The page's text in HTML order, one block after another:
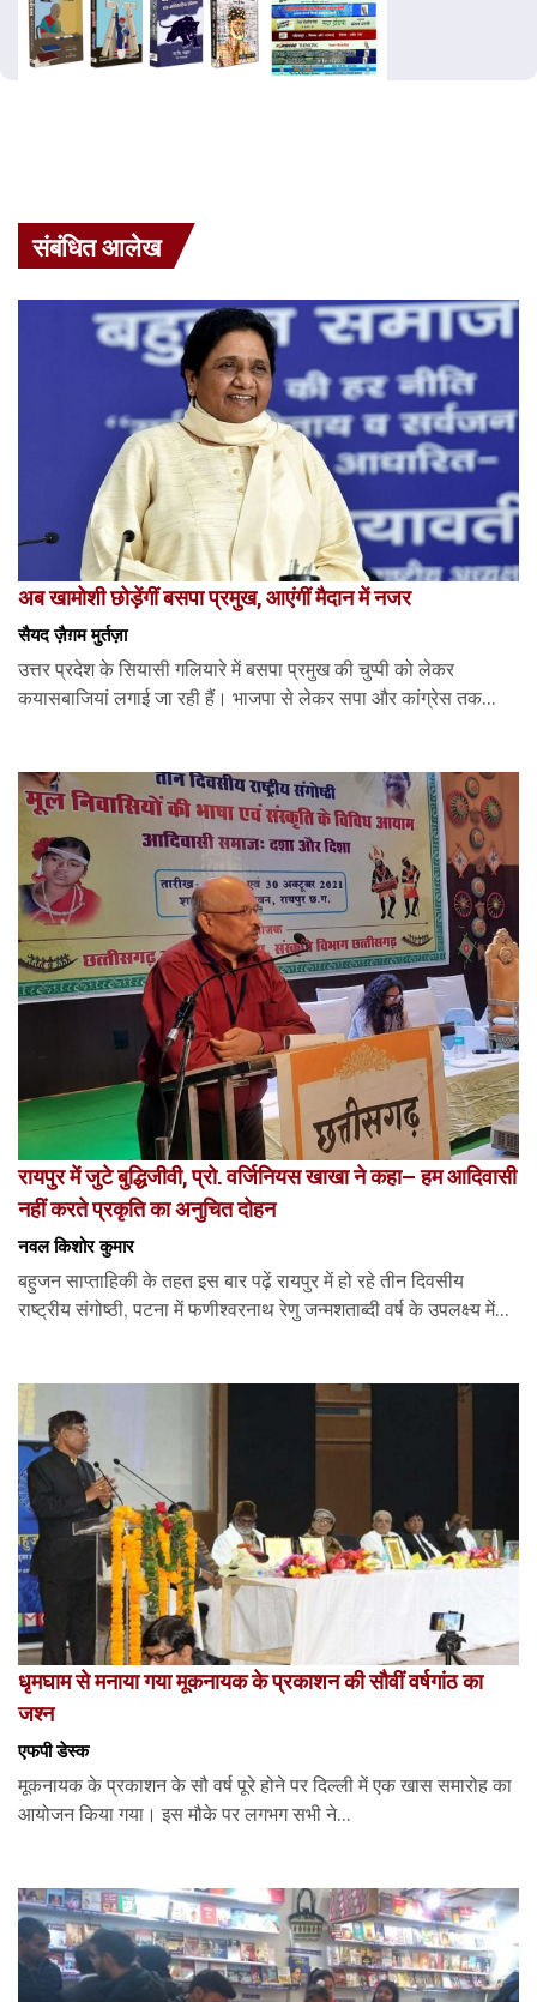
संबंधित आलेख
अब खामोशी छोड़ेंगीं बसपा प्रमुख, आएंगीं मैदान में नजर
सैयद ज़ैग़म मुर्तज़ा
उत्तर प्रदेश के सियासी गलियारे में बसपा प्रमुख की चुप्पी को लेकर
कयासबाजियां लगाई जा रही हैं। भाजपा से लेकर सपा और कांग्रेस तक...
रायपुर में जुटे बुद्धिजीवी, प्रो. वर्जिनियस खाखा ने कहा– हम आदिवासी
नहीं करते प्रकृति का अनुचित दोहन
नवल किशोर कुमार
बहुजन साप्ताहिकी के तहत इस बार पढ़ें रायपुर में हो रहे तीन दिवसीय
राष्ट्रीय संगोष्ठी, पटना में फणीश्वरनाथ रेणु जन्मशताब्दी वर्ष के उपलक्ष्य में...
धृमघाम से मनाया गया मूकनायक के प्रकाशन की सौवीं वर्षगांठ का
जश्न
एफपी डेस्‍क
मूकनायक के प्रकाशन के सौ वर्ष पूरे होने पर दिल्ली में एक खास समारोह का
आयोजन किया गया। इस मौके पर लगभग सभी ने...